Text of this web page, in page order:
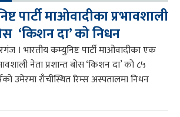
पार्टी माओवादीका प्रभावशाली
‘किशन दा’ को निधन
। भारतीय कम्युनिष्ट पार्टी माओवादीका एक
नेता प्रशान्त बोस ‘किशन दा’ को ८५
उमेरमा राँचीस्थित रिम्स अस्पतालमा निधन